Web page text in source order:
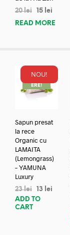
20lei 15 lei
READ MORE
NOU!
REDUC
ERE!
Sapun presat
la rece
Organic cu
LAMAITA
(Lemongrass)
– YAMUNA
Luxury
23lei 13
lei
ADD TO
CART